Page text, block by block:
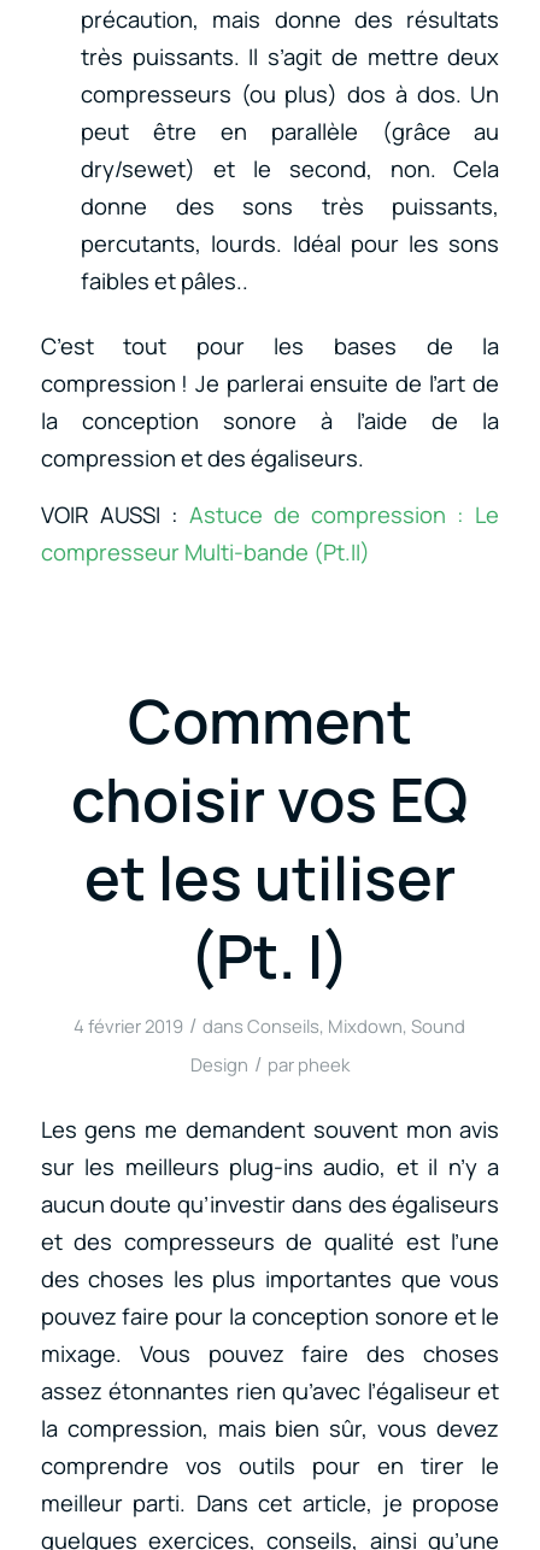
précaution, mais donne des résultats
très puissants. Il s’agit de mettre deux
compresseurs (ou plus) dos à dos. Un
peut être en parallèle (grâce au
dry/sewet) et le second, non. Cela
donne des sons très puissants,
percutants, lourds. Idéal pour les sons
faibles et pâles..
C’est tout pour les bases de la
compression ! Je parlerai ensuite de l’art de
la conception sonore à l’aide de la
compression et des égaliseurs.
VOIR AUSSI : Astuce de compression : Le
compresseur Multi-bande (Pt.II)
Comment
choisir vos EQ
et les utiliser
(Pt. I)
4 février 2019 / dansConseils, Mixdown,Sound
Design / par pheek
Les gens me demandent souvent mon avis
sur les meilleurs plug-ins audio, et il n’y a
aucun doute qu’investir dans des égaliseurs
et des compresseurs de qualité est l’une
des choses les plus importantes que vous
pouvez faire pour la conception sonore et le
mixage. Vous pouvez faire des choses
assez étonnantes rien qu’avec l’égaliseur et
la compression, mais bien sûr, vous devez
comprendre vos outils pour en tirer le
meilleur parti. Dans cet article, je propose
quelques exercices, conseils, ainsi qu’une